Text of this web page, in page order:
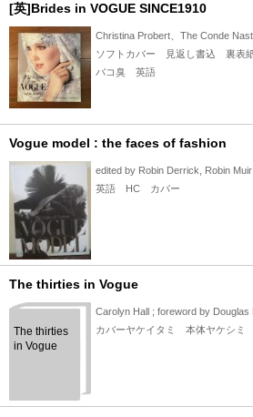
[英]Brides in VOGUE SINCE1910
Christina Probert、The Conde
ソフトカバー 見返し書込 裏表
バコ臭 英語
Vogue model : the faces of fashion
edited by Robin Derrick, Robin
英語 HC カバー
The thirties in Vogue
The thirties
in Vogue
Carolyn Hall ; foreword by
カバーヤケイタミ 本体ヤケシ